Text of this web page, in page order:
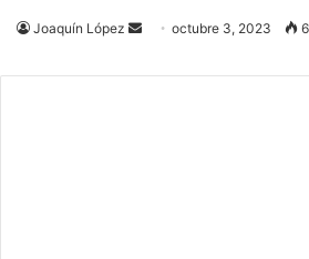
Joaquín López
Send
email
octubre 3, 2023 6